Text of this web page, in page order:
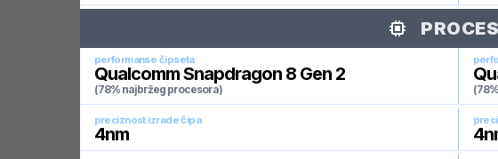
performanse čipseta
Qualcomm Snapdragon 8 Gen 2
(78% najbržeg procesora)
preciznost izrade čipa
4nm 4